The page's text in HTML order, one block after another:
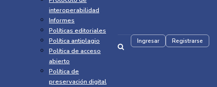
interoperabilidad
Informes
Políticas editoriales
Política antiplagio
Política de acceso
abierto
Política de
preservación digital
Ingresar Registrarse